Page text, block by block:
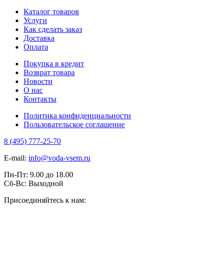
Каталог товаров
Услуги
Как сделать заказ
Доставка
Оплата
Покупка в кредит
Возврат товара
Новости
О нас
Контакты
Политика конфиденциальности
Пользовательское соглашение
8 (495) 777-25-70
E-mail: info@voda-vsem.ru
Пн-Пт: 9.00 до 18.00
Сб-Вс: Выходной
Присоединяйтесь к нам: